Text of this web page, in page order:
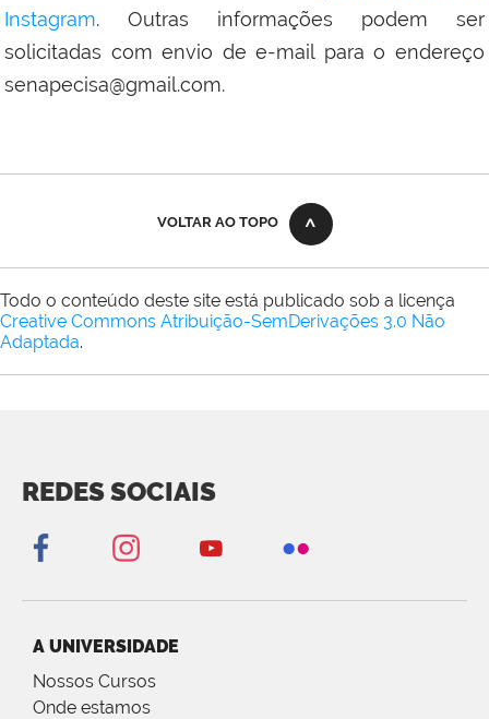
Instagram. Outras informações podem ser
solicitadas com envio de e-mail para o endereço
senapecisa@gmail.com.
VOLTAR AO TOPO
Todo o conteúdo deste site está publicado sob a licença
Creative Commons Atribuição-SemDerivações 3.0 Não
Adaptada.
REDES SOCIAIS
A UNIVERSIDADE
Nossos Cursos
Onde estamos